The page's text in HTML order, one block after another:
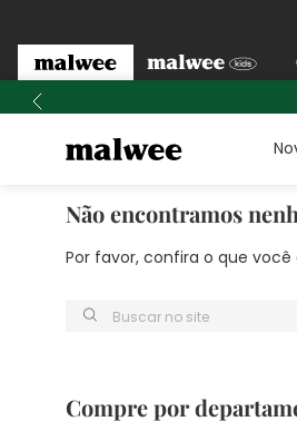
Não encontramos
Por favor, confira o que
Buscar no site
Compre por